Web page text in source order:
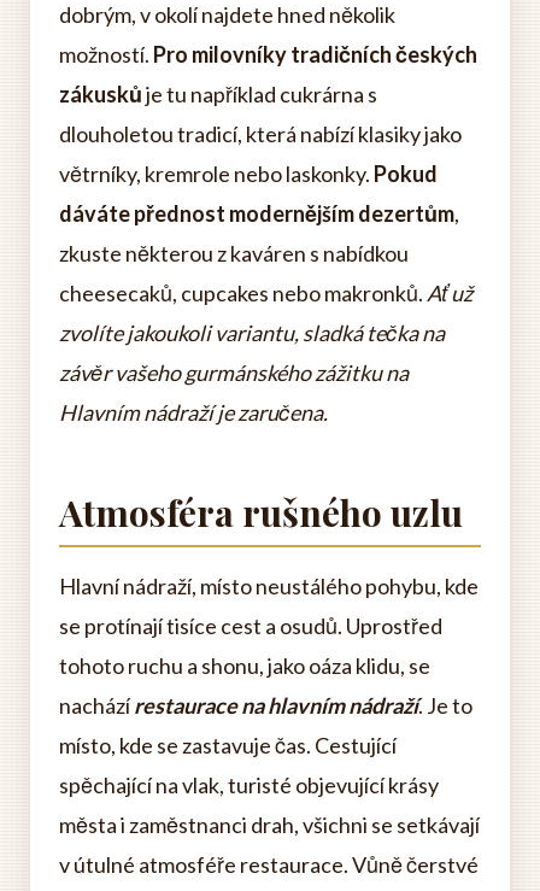
dobrým, v okolí najdete hned několik
možností. Pro milovníky tradičních českých
zákuskůje tu například cukrárna s
dlouholetou tradicí, která nabízí klasiky jako
větrníky, kremrole nebo laskonky. Pokud
dáváte přednost modernějším dezertům,
zkuste některou z kaváren s nabídkou
cheesecaků, cupcakes nebo makronků. Ať už
zvolíte jakoukoli variantu, sladká tečka na
závěr vašeho gurmánského zážitku na
Hlavním nádraží je zaručena.
Atmosféra rušného uzlu
Hlavní nádraží, místo neustálého pohybu, kde
se protínají tisíce cest a osudů. Uprostřed
tohoto ruchu a shonu, jako oáza klidu, se
nacházírestaurace na hlavním nádraží. Je to
místo, kde se zastavuje čas. Cestující
spěchající na vlak, turisté objevující krásy
města i zaměstnanci drah, všichni se setkávají
v útulné atmosféře restaurace. Vůně čerstvé